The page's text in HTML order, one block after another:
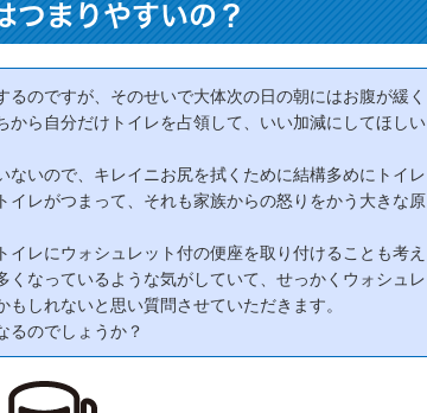
つまりやすいの？
のですが、そのせいで大体次の日の朝にはお腹が緩く
から自分だけトイレを占領して、いい加減にしてほしい
いので、キレイニお尻を拭くために結構多めにトイレ
イレがつまって、それも家族からの怒りをかう大きな原
レにウォシュレット付の便座を取り付けることも考え
なっているような気がしていて、せっかくウォシュレ
しれないと思い質問させていただきます。
るのでしょうか？